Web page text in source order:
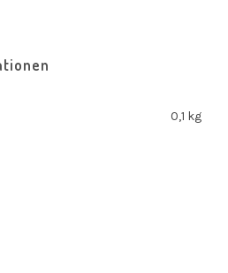
0,1 kg